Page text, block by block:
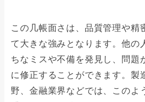
この几帳面さは、品質管理や精
て大きな強みとなります。他の
ちなミスや不備を発見し、問題
に修正することができます。製
野、金融業界などでは、このよ